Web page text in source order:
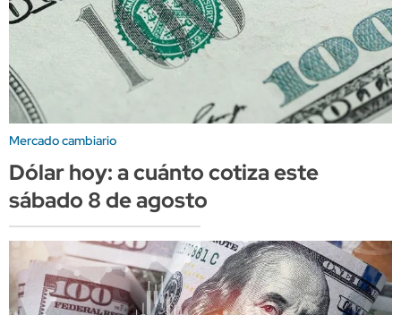
Mercado cambiario
Dólar hoy: a cuánto cotiza este
sábado 8 de agosto